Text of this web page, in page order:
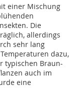
einer Mischung
Die
allerdings
sehr lang
dazu,
typischen Braun-
auch im
eine